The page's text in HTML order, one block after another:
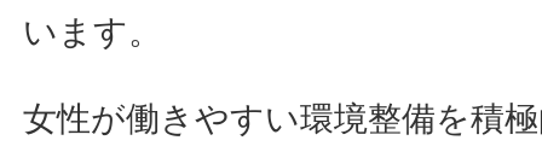
います。
女性が働きやすい環境整備を積